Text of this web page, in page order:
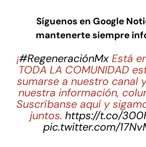
Síguenos en Google
mantenerte siempre
¡#RegeneraciónMxEstá
TODA LA COMUNIDAD
sumarse a nuestro canal
nuestra información,
Suscríbanse aquí y
juntos. https://t.co/
pic.twitter.com/